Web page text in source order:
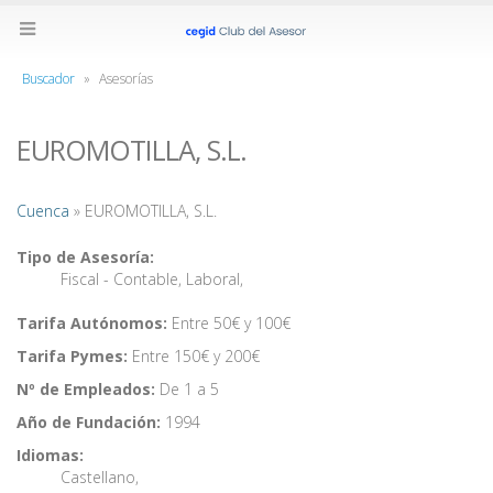
Buscador » Asesorías
EUROMOTILLA, S.L.
Cuenca » EUROMOTILLA, S.L.
Tipo de Asesoría:
Fiscal - Contable, Laboral,
Tarifa Autónomos: Entre 50€ y 100€
Tarifa Pymes: Entre 150€ y 200€
Nº de Empleados: De 1 a 5
Año de Fundación: 1994
Idiomas:
Castellano,